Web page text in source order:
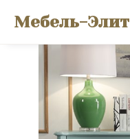
Мебель-Элит